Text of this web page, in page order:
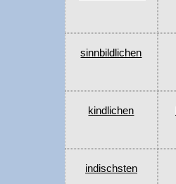
sinnbildlichen
kindlichen
indischsten